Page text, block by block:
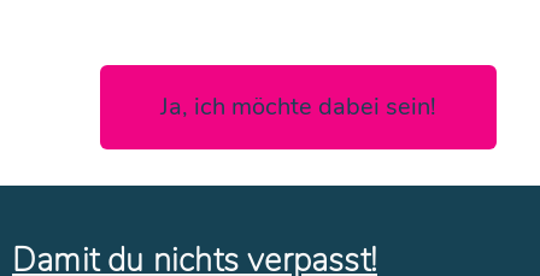
Ja, ich möchte dabei sein!
Damit du nichts verpasst!